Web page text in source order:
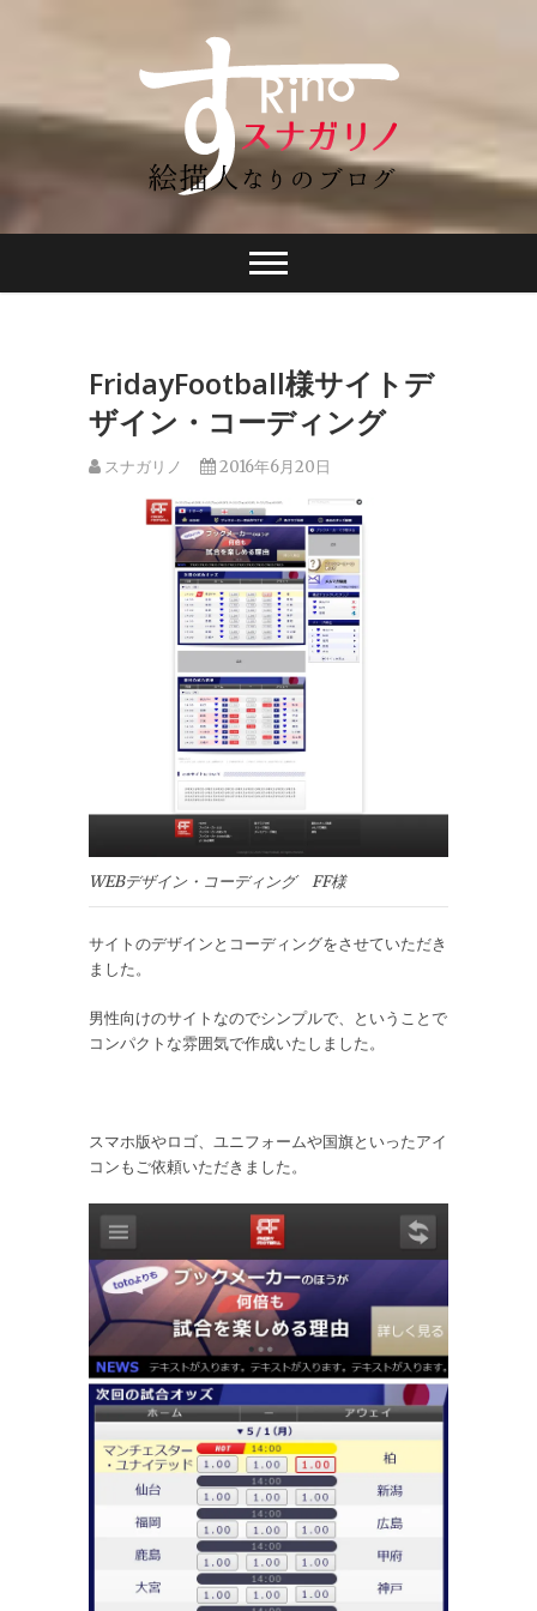
FridayFootball様サイトデ
ザイン・コーディング
スナガリノ 2016年6月20日
WEBデザイン・コーディング FF様
サイトのデザインとコーディングをさせていただき
ました。
男性向けのサイトなのでシンプルで、ということで
コンパクトな雰囲気で作成いたしました。
スマホ版やロゴ、ユニフォームや国旗といったアイ
コンもご依頼いただきました。